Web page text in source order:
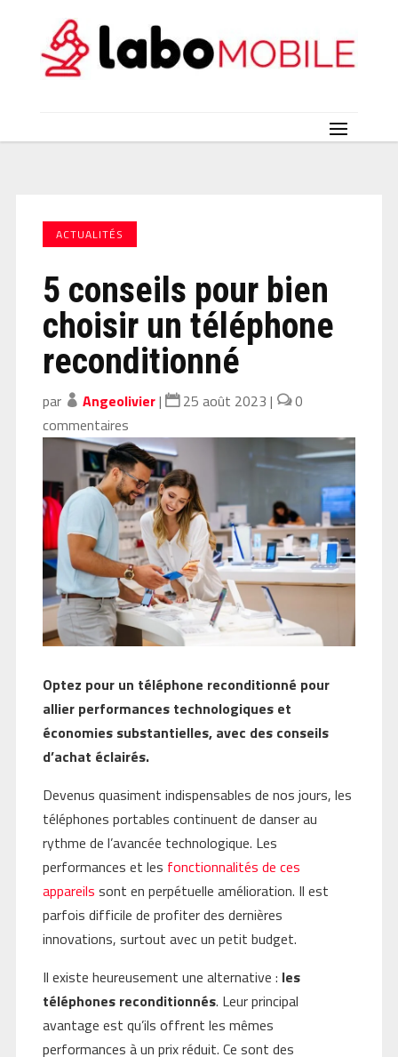
ACTUALITÉS
5 conseils pour bien
choisir un téléphone
reconditionné
par Angeolivier| 25 août 2023 |
0
commentaires
Optez pour un téléphone reconditionné pour
allier performances technologiques et
économies substantielles, avec des conseils
d’achat éclairés.
Devenus quasiment indispensables de nos jours, les
téléphones portables continuent de danser au
rythme de l’avancée technologique. Les
performances et les fonctionnalités de ces
appareils sont en perpétuelle amélioration. Il est
parfois difficile de profiter des dernières
innovations, surtout avec un petit budget.
Il existe heureusement une alternative : les
téléphones reconditionnés. Leur principal
avantage est qu’ils offrent les mêmes
performances à un prix réduit. Ce sont des